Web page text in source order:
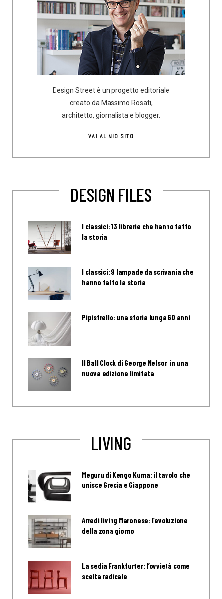
Design Street è un progetto editoriale
creato da Massimo Rosati,
architetto, giornalista e blogger.
VAI AL MIO SITO
DESIGN FILES
I classici: 13 librerie che hanno fatto
la storia
I classici: 9 lampade da scrivania che
hanno fatto la storia
Pipistrello: una storia lunga 60 anni
Il Ball Clock di George Nelson in una
nuova edizione limitata
LIVING
Meguru di Kengo Kuma: il tavolo che
unisce Grecia e Giappone
Arredi living Maronese: l’evoluzione
della zona giorno
La sedia Frankfurter: l’ovvietà come
scelta radicale